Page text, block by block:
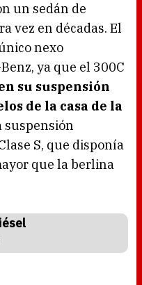
un sedán de
vez en décadas. El
nexo
ya que el 300C
su suspensión
de la casa de la
suspensión
S, que disponía
que la berlina